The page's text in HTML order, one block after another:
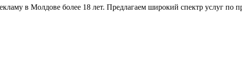
в Молдове более 18 лет. Предлагаем широкий спектр услуг по